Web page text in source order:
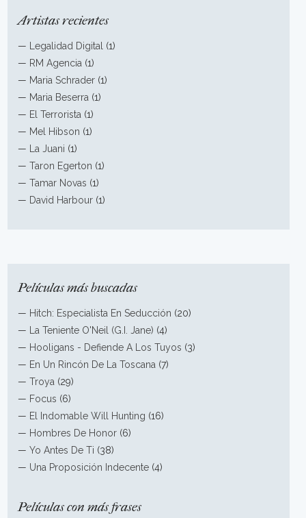
Artistas recientes
— Legalidad Digital
(1)
— RM Agencia (1)
— Maria Schrader (1)
— Maria Beserra (1)
— El Terrorista (1)
— Mel Hibson (1)
—
La Juani (1)
—Taron Egerton (1)
—Tamar Novas (1)
— David Harbour (1)
Películas más buscadas
— Hitch: Especialista En Seducción (20)
—
La Teniente O'Neil (G.I. Jane) (4)
— Hooligans - Defiende A Los Tuyos (3)
— En Un Rincón De La Toscana (7)
—Troya (29)
— Focus (6)
— El Indomable Will Hunting (16)
— Hombres De Honor (6)
—Yo Antes De Ti (38)
— Una Proposición Indecente (4)
Películas con más frases